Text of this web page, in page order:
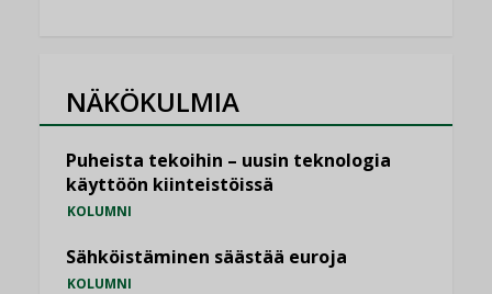
NÄKÖKULMIA
Puheista tekoihin – uusin teknologia
käyttöön kiinteistöissä
KOLUMNI
Sähköistäminen säästää euroja
KOLUMNI